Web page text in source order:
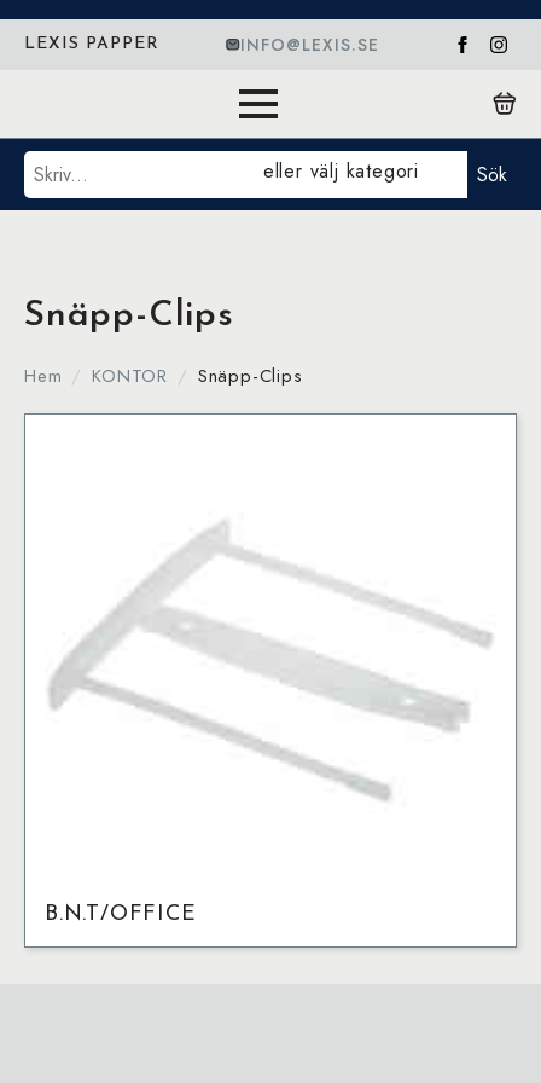
LEXIS PAPPER INFO@LEXIS.SE
Sök eller välj kategori Sök
Snäpp-Clips
Hem KONTOR Snäpp-Clips
B.N.T/OFFICE